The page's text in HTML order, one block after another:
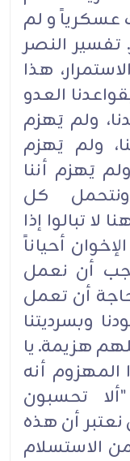
و لم
تفسير النصر
هذا
العدو
ولم يَهزم
ولم يَهزم
يَهزم أننا
كل
تبالوا إذا
أحياناً
أن نعمل
أن تعمل
وبسرديتنا
هزيمة. يا
أنه
تحسبون
أن هذه
الاستسلام